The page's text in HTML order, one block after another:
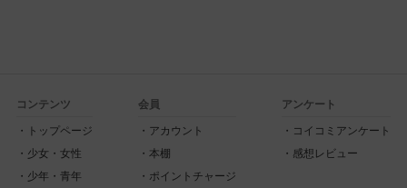
コンテンツ
トップページ
少女・女性
少年・青年
会員
アカウント
本棚
ポイントチャージ
アンケート
コイコミアンケート
感想レビュー